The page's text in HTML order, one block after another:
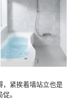
，紧挨着墙站立也是
。